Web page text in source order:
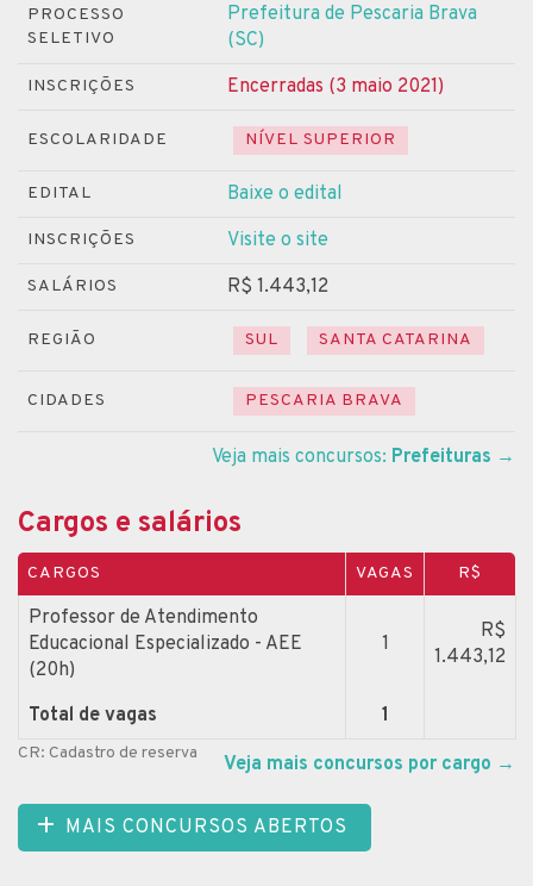
PROCESSO
SELETIVO
Prefeitura de Pescaria Brava
(SC)
INSCRIÇÕES Encerradas (3 maio 2021)
ESCOLARIDADE NÍVEL SUPERIOR
EDITAL Baixe o edital
INSCRIÇÕES Visite o site
SALÁRIOS R$ 1.443,12
REGIÃO SUL SANTA CATARINA
CIDADES PESCARIA BRAVA
Veja mais concursos: Prefeituras →
Cargos e salários
CARGOS VAGAS R$
Professor de Atendimento
Educacional Especializado - AEE
(20h)
1
R$
1.443,12
Total de vagas 1
CR: Cadastro de reserva Veja mais concursos por cargo →
MAIS CONCURSOS ABERTOS